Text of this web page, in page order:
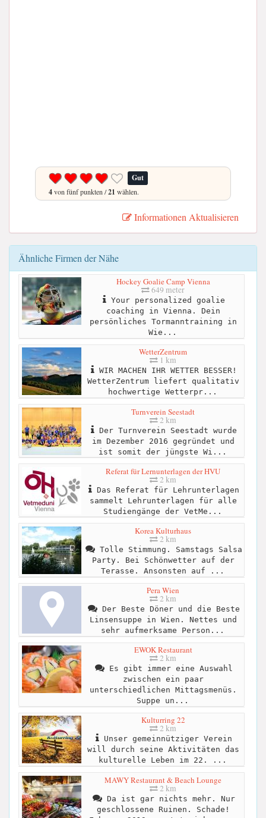
Gut
4von fünf punkten /21 wählen.
Informationen Aktualisieren
Ähnliche Firmen der Nähe
Hockey Goalie Camp Vienna
649 meter
Your personalized goalie
coaching in Vienna. Dein
persönliches Tormanntraining in
Wie...
WetterZentrum
1 km
WIR MACHEN IHR WETTER BESSER!
WetterZentrum liefert qualitativ
hochwertige Wetterpr...
Turnverein Seestadt
2 km
Der Turnverein Seestadt wurde
im Dezember 2016 gegründet und
ist somit der jüngste Wi...
Referat für Lernunterlagen der HVU
2 km
Das Referat für Lehrunterlagen
sammelt Lehrunterlagen für alle
Studiengänge der VetMe...
Korea Kulturhaus
2 km
Tolle Stimmung. Samstags Salsa
Party. Bei Schönwetter auf der
Terasse. Ansonsten auf ...
Pera Wien
2 km
Der Beste Döner und die Beste
Linsensuppe in Wien. Nettes und
sehr aufmerksame Person...
EWOK Restaurant
2 km
Es gibt immer eine Auswahl
zwischen ein paar
unterschiedlichen Mittagsmenüs.
Suppe un...
Kulturring 22
2 km
Unser gemeinnütziger Verein
will durch seine Aktivitäten das
kulturelle Leben im 22. ...
MAWY Restaurant & Beach Lounge
2 km
Da ist gar nichts mehr. Nur
geschlossene Ruinen. Schade!